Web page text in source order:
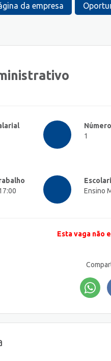
da empresa
1
Ensino
Esta vaga não